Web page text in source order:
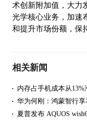
术创新附加值，大力
光学核心业务，加速
和提升市场份额，保
相关新闻
内存占手机成本从